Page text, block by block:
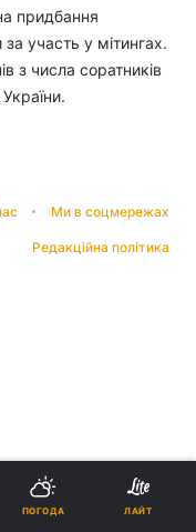
придбання
за участь у мітингах.
з числа соратників
Ми в соцмережах
Редакційна політика
ПОГОДА ЛАЙТ